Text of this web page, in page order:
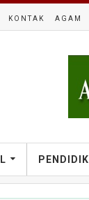
KONTAK AGAM